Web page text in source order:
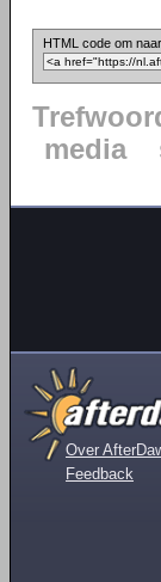
HTML code om
media
Over
Feedback